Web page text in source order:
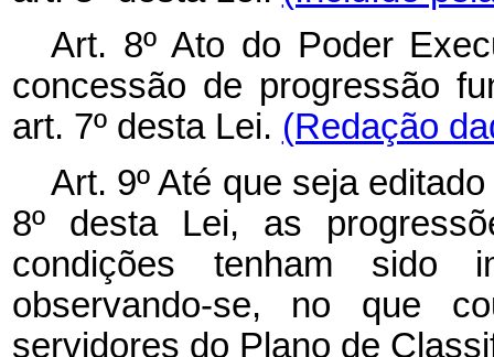
Art. 8º Ato do Poder
concessão de progressão
art. 7º desta Lei. (Redação
Art. 9º Até que seja
8º desta Lei, as
condições tenham sido
observando-se, no que
servidores do Plano de